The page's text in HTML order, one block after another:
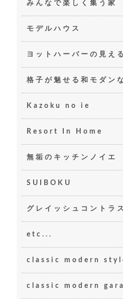
みんなで楽しく集う家
モデルハウス
ヨットハーバーの見え
格子が魅せる和モダン
Kazoku no ie
Resort In Home
無垢のキッチンノイエ
SUIBOKU
グレイッシュコントラ
etc...
classic modern
classic modern